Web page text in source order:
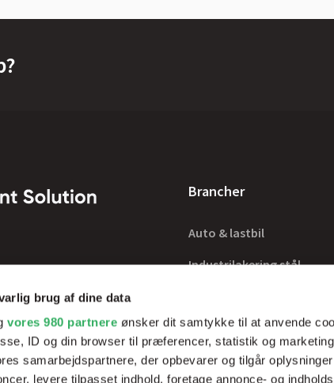
brug af dine data
vores 980 partnere ønsker dit samtykke til at anvende
ID og din browser til præferencer, statistik og
samarbejdspartnere, der opbevarer og tilgår
levere tilpasset indhold, foretage annonce- og
Brancher
Auto & lastbil
Industrilakering stål
Tilbehør